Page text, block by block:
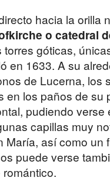
hacia la orilla
o catedral
góticas,
en 1633. A su
de Lucerna, los
en los paños de su
pudiendo verse
capillas muy
María, así como un
puede verse